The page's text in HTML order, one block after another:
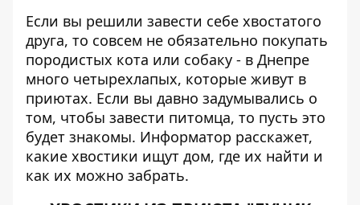
Если вы решили завести себе хвостатого
друга, то совсем не обязательно покупать
породистых кота или собаку - в Днепре
много четырехлапых, которые живут в
приютах. Если вы давно задумывались о
том, чтобы завести питомца, то пусть это
будет знакомы. Информатор расскажет,
какие хвостики ищут дом, где их найти и
как их можно забрать.